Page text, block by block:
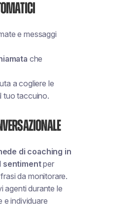
e messaggi
che
a cogliere le
tuo taccuino.
di coaching in
sentimentper
da monitorare.
agenti durante le
e individuare